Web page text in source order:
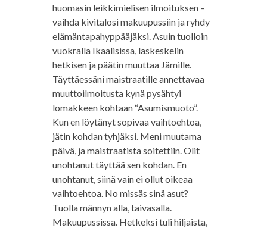
huomasin leikkimielisen ilmoituksen –
vaihda kivitalosi makuupussiin ja ryhdy
elämäntapahyppääjäksi. Asuin tuolloin
vuokralla Ikaalisissa, laskeskelin
hetkisen ja päätin muuttaa Jämille.
Täyttäessäni maistraatille annettavaa
muuttoilmoitusta kynä pysähtyi
lomakkeen kohtaan “Asumismuoto”.
Kun en löytänyt sopivaa vaihtoehtoa,
jätin kohdan tyhjäksi. Meni muutama
päivä, ja maistraatista soitettiin. Olit
unohtanut täyttää sen kohdan. En
unohtanut, siinä vain ei ollut oikeaa
vaihtoehtoa. No missäs sinä asut?
Tuolla männyn alla, taivasalla.
Makuupussissa. Hetkeksi tuli hiljaista,